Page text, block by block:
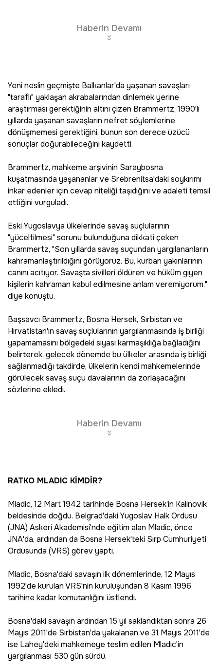
Haberin Devamı
Yeni neslin geçmişte Balkanlar'da yaşanan savaşları
"taraflı" yaklaşan akrabalarından dinlemek yerine
araştırması gerektiğinin altını çizen Brammertz, 1990'lı
yıllarda yaşanan savaşların nefret söylemlerine
dönüşmemesi gerektiğini, bunun son derece üzücü
sonuçlar doğurabileceğini kaydetti.
Brammertz, mahkeme arşivinin Saraybosna
kuşatmasında yaşananlar ve Srebrenitsa'daki soykırımı
inkar edenler için cevap niteliği taşıdığını ve adaleti temsil
ettiğini vurguladı.
Eski Yugoslavya ülkelerinde savaş suçlularının
"yüceltilmesi" sorunu bulunduğuna dikkati çeken
Brammertz, "Son yıllarda savaş suçundan yargılananların
kahramanlaştırıldığını görüyoruz. Bu, kurban yakınlarının
canını acıtıyor. Savaşta sivilleri öldüren ve hüküm giyen
kişilerin kahraman kabul edilmesine anlam veremiyorum."
diye konuştu.
Başsavcı Brammertz, Bosna Hersek, Sırbistan ve
Hırvatistan'ın savaş suçlularının yargılanmasında iş birliği
yapamamasını bölgedeki siyasi karmaşıklığa bağladığını
belirterek, gelecek dönemde bu ülkeler arasında iş birliği
sağlanmadığı takdirde, ülkelerin kendi mahkemelerinde
görülecek savaş suçu davalarının da zorlaşacağını
sözlerine ekledi.
Haberin Devamı
RATKO MLADIC KİMDİR?
Mladic, 12 Mart 1942 tarihinde Bosna Hersek’in Kalinovik
beldesinde doğdu. Belgrad'daki Yugoslav Halk Ordusu
(JNA) Askeri Akademisi'nde eğitim alan Mladic, önce
JNA'da, ardından da Bosna Hersek'teki Sırp Cumhuriyeti
Ordusunda (VRS) görev yaptı.
Mladic, Bosna'daki savaşın ilk dönemlerinde, 12 Mayıs
1992'de kurulan VRS'nin kuruluşundan 8 Kasım 1996
tarihine kadar komutanlığını üstlendi.
Bosna'daki savaşın ardından 15 yıl saklandıktan sonra 26
Mayıs 2011'de Sırbistan'da yakalanan ve 31 Mayıs 2011'de
ise Lahey'deki mahkemeye teslim edilen Mladic'in
yargılanması 530 gün sürdü.